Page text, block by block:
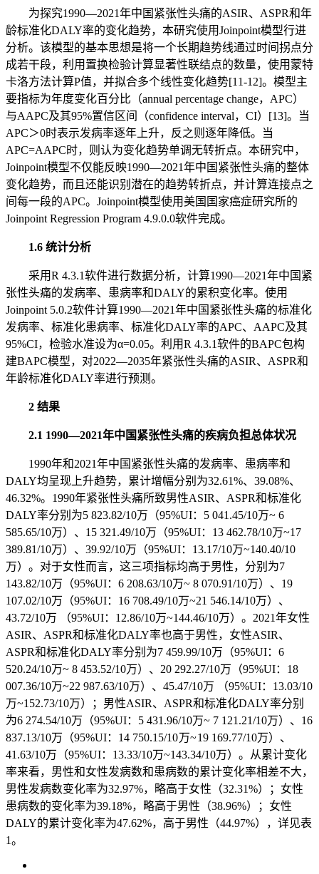
为探究1990—2021年中国紧张性头痛的ASIR、ASPR和年
龄标准化DALY率的变化趋势，本研究使用Joinpoint模型行进
分析。该模型的基本思想是将一个长期趋势线通过时间拐点分
成若干段，利用置换检验计算显著性联结点的数量，使用蒙特
卡洛方法计算P值，并拟合多个线性变化趋势[11-12]。模型主
要指标为年度变化百分比（annual percentage change，APC）
与AAPC及其95%置信区间（confidence interval，CI）[13]。当
APC＞0时表示发病率逐年上升，反之则逐年降低。当
APC=AAPC时，则认为变化趋势单调无转折点。本研究中，
Joinpoint模型不仅能反映1990—2021年中国紧张性头痛的整体
变化趋势，而且还能识别潜在的趋势转折点，并计算连接点之
间每一段的APC。Joinpoint模型使用美国国家癌症研究所的
Joinpoint Regression Program 4.9.0.0软件完成。
1.6 统计分析
采用R 4.3.1软件进行数据分析，计算1990—2021年中国紧
张性头痛的发病率、患病率和DALY的累积变化率。使用
Joinpoint 5.0.2软件计算1990—2021年中国紧张性头痛的标准化
发病率、标准化患病率、标准化DALY率的APC、AAPC及其
95%CI，检验水准设为α=0.05。利用R 4.3.1软件的BAPC包构
建BAPC模型，对2022—2035年紧张性头痛的ASIR、ASPR和
年龄标准化DALY率进行预测。
2 结果
2.1 1990—2021年中国紧张性头痛的疾病负担总体状况
1990年和2021年中国紧张性头痛的发病率、患病率和
DALY均呈现上升趋势，累计增幅分别为32.61%、39.08%、
46.32%。1990年紧张性头痛所致男性ASIR、ASPR和标准化
DALY率分别为5 823.82/10万（95%UI：5 041.45/10万~ 6
585.65/10万）、15 321.49/10万（95%UI：13 462.78/10万~17
389.81/10万）、39.92/10万（95%UI：13.17/10万~140.40/10
万）。对于女性而言，这三项指标均高于男性，分别为7
143.82/10万（95%UI：6 208.63/10万~ 8 070.91/10万）、19
107.02/10万（95%UI：16 708.49/10万~21 546.14/10万）、
43.72/10万 （95%UI：12.86/10万~144.46/10万）。2021年女性
ASIR、ASPR和标准化DALY率也高于男性，女性ASIR、
ASPR和标准化DALY率分别为7 459.99/10万（95%UI：6
520.24/10万~ 8 453.52/10万）、20 292.27/10万（95%UI：18
007.36/10万~22 987.63/10万）、45.47/10万 （95%UI：13.03/10
万~152.73/10万）；男性ASIR、ASPR和标准化DALY率分别
为6 274.54/10万（95%UI：5 431.96/10万~ 7 121.21/10万）、16
837.13/10万（95%UI：14 750.15/10 万~ 19 169.77/10万）、
41.63/10万（95%UI：13.33/10万~143.34/10万）。从累计变化
率来看，男性和女性发病数和患病数的累计变化率相差不大，
男性发病数变化率为32.97%，略高于女性（32.31%）；女性
患病数的变化率为39.18%，略高于男性（38.96%）；女性
DALY的累计变化率为47.62%，高于男性（44.97%），详见表
1。